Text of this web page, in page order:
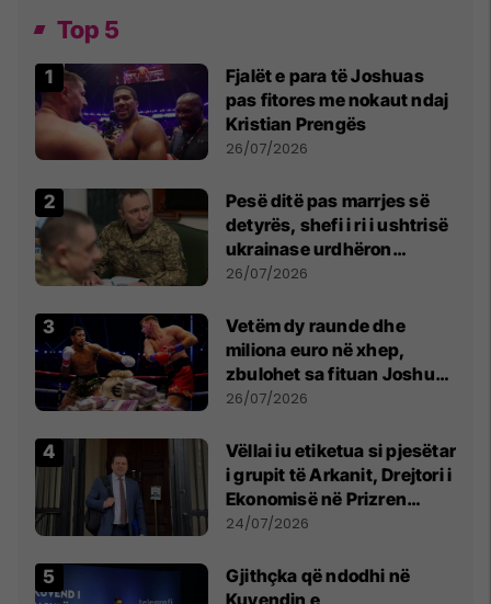
Top 5
Fjalët e para të Joshuas
pas fitores me nokaut ndaj
Kristian Prengës
26/07/2026
Pesë ditë pas marrjes së
detyrës, shefi i ri i ushtrisë
ukrainase urdhëron
kontroll të madh
26/07/2026
Vetëm dy raunde dhe
miliona euro në xhep,
zbulohet sa fituan Joshua
e Prenga
26/07/2026
Vëllai iu etiketua si pjesëtar
i grupit të Arkanit, Drejtori i
Ekonomisë në Prizren
mohon pretendimet
24/07/2026
Gjithçka që ndodhi në
Kuvendin e